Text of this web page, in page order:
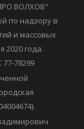
ВОЛХОВ"
по надзору в
и массовых
2020 года.
78299